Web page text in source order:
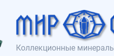
Коллекционные